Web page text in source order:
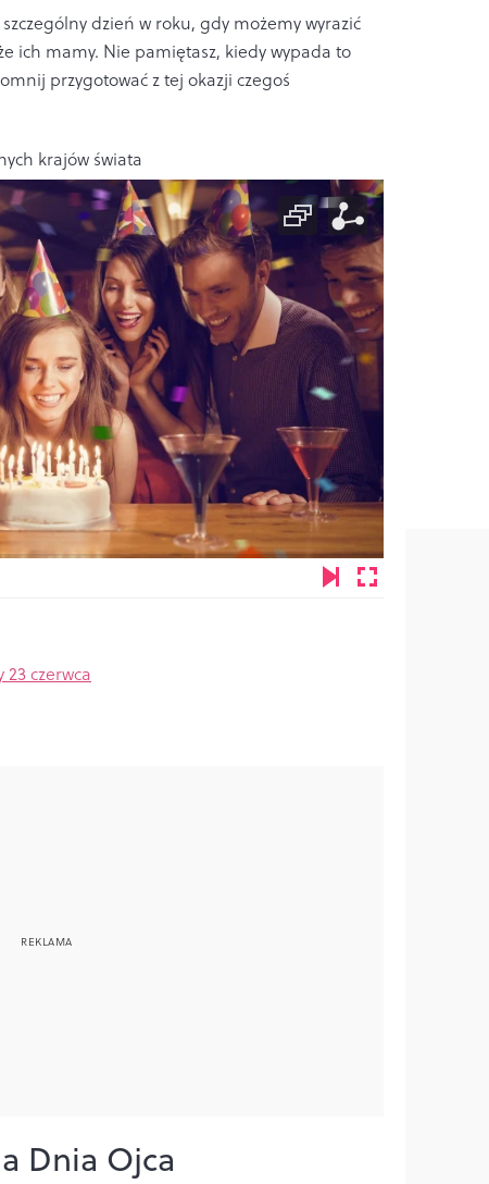
dzień w roku, gdy możemy wyrazić
ich mamy. Nie pamiętasz, kiedy wypada to
przygotować z tej okazji czegoś
krajów świata
czerwca
Dnia Ojca